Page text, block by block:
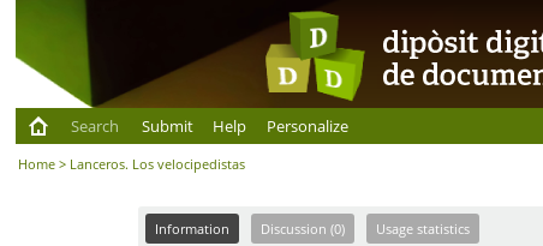
Search
Submit Help Personalize
Home > Lanceros. Los velocipedistas
Information Discussion (0) Usage statistics